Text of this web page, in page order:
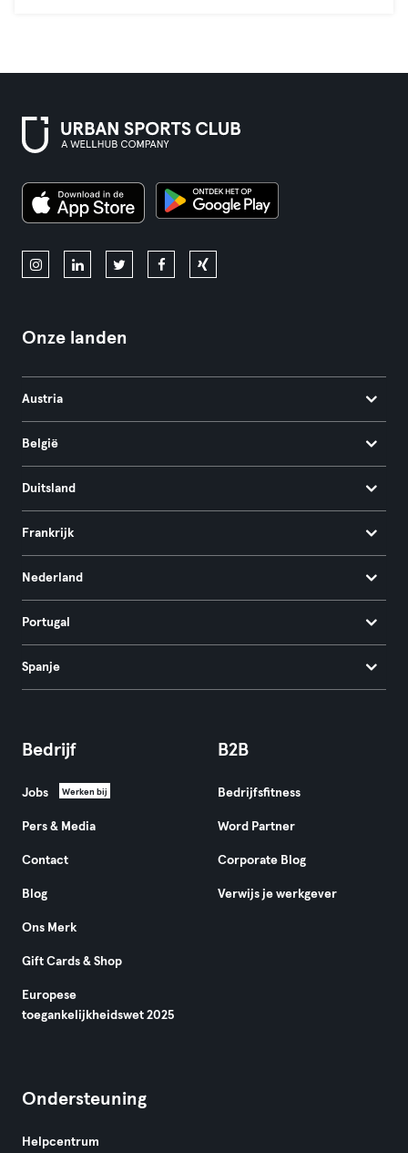
Onze landen
Austria
België
Duitsland
Frankrijk
Nederland
Portugal
Spanje
Bedrijf
Jobs Werken bij
Pers & Media
Contact
Blog
Ons Merk
Gift Cards & Shop
Europese
toegankelijkheidswet 2025
B2B
Bedrijfsfitness
Word Partner
Corporate Blog
Verwijs je werkgever
Ondersteuning
Helpcentrum